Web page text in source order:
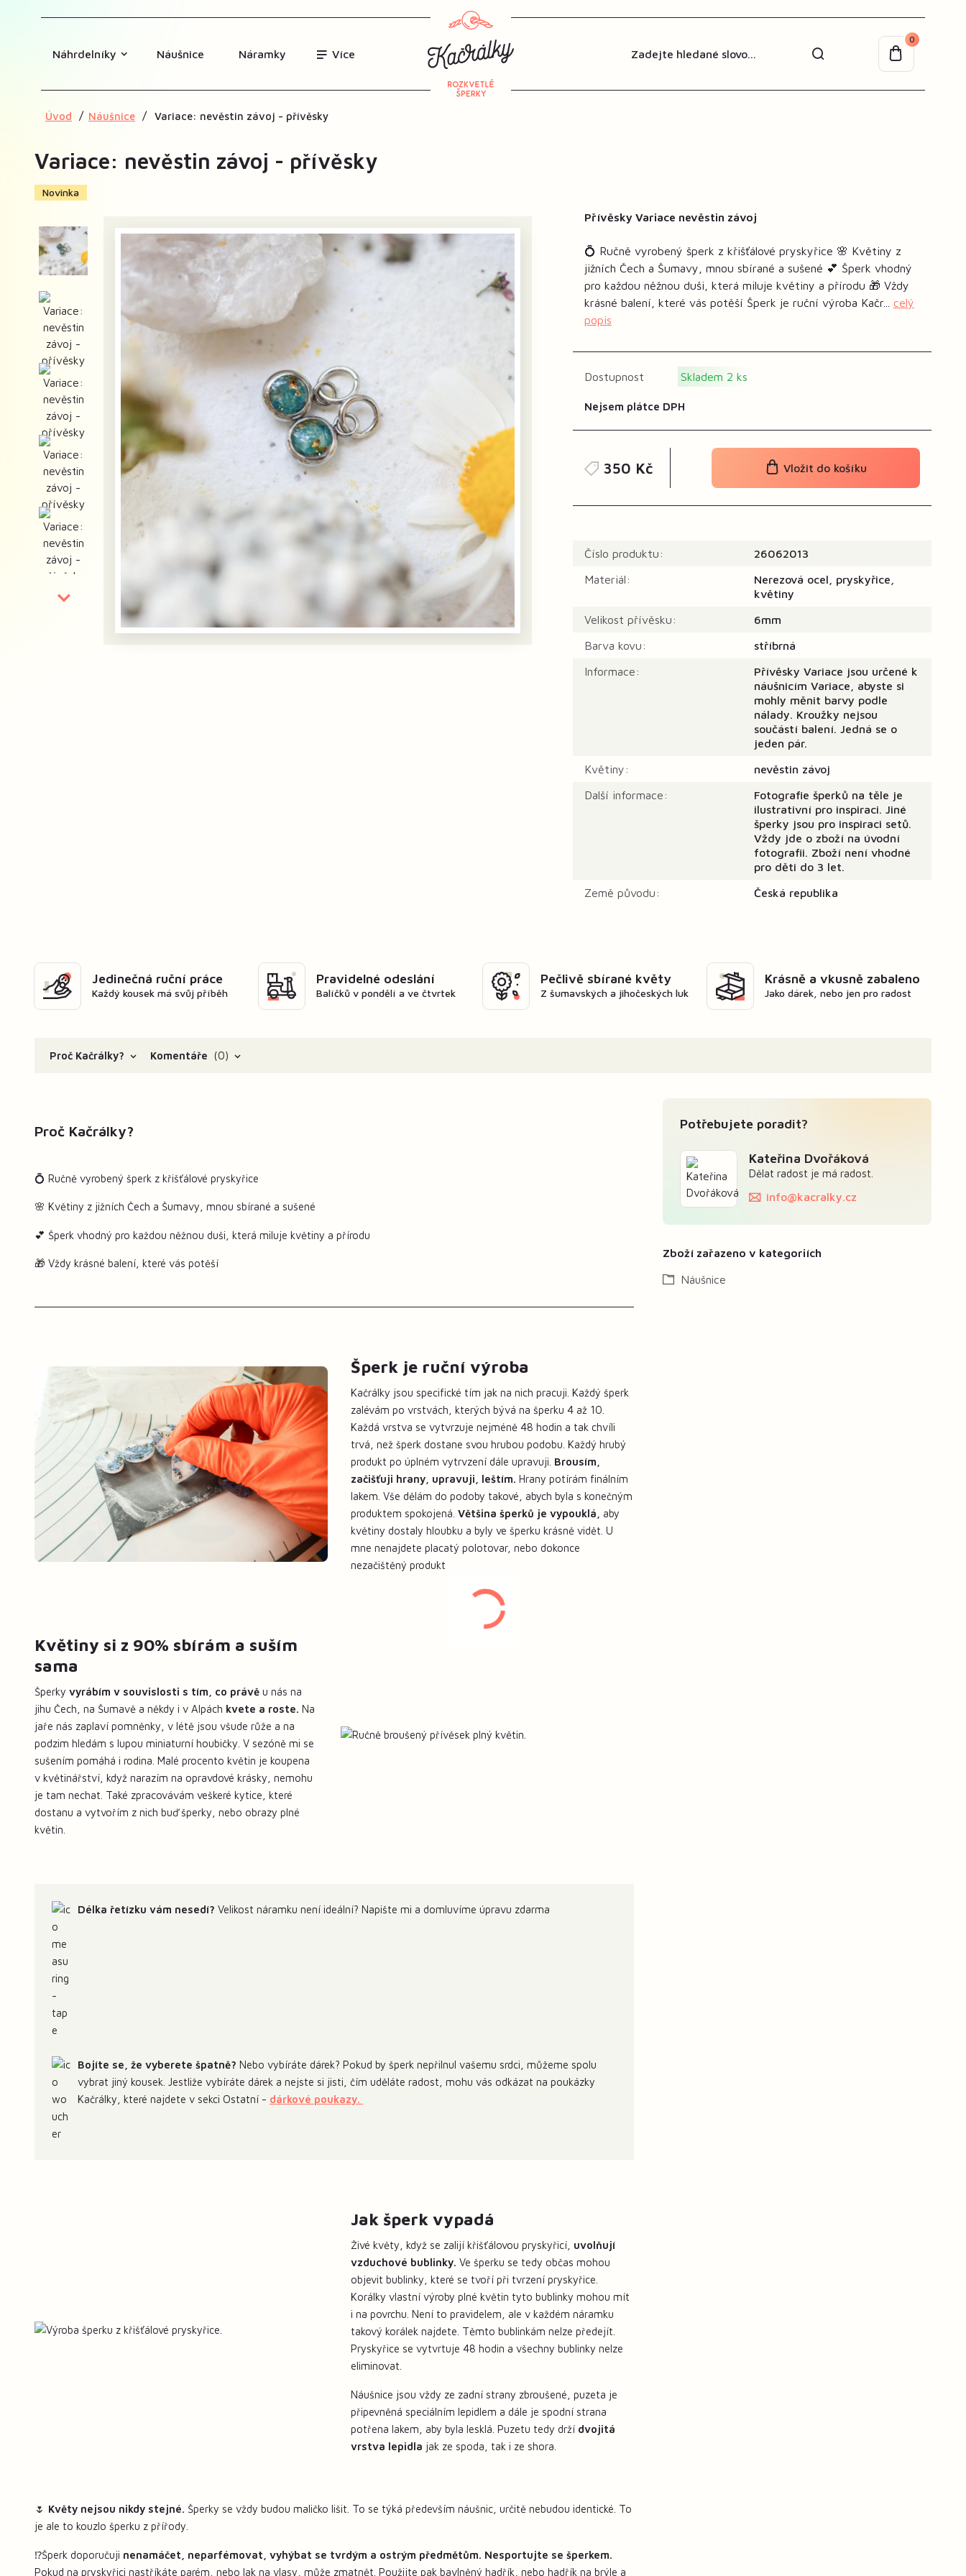
Náhrdelníky Náušnice Náramky Více
0
Úvod Náušnice Variace: nevěstin závoj - přívěsky
Variace: nevěstin závoj - přívěsky
Novinka
Přívěsky Variace nevěstin závoj
💍 Ručně vyrobený šperk z křišťálové pryskyřice 🌸 Květiny z
jižních Čech a Šumavy, mnou sbírané a sušené 💕 Šperk vhodný
pro každou něžnou duši, která miluje květiny a přírodu 🎁 Vždy
krásné balení, které vás potěší Šperk je ruční výroba Kačr... celý
popis
Dostupnost Skladem 2 ks
Nejsem plátce DPH
350 Kč Vložit do košíku
Číslo produktu:
26062013
Materiál:
Nerezová ocel, pryskyřice,
květiny
Velikost přívěsku:
6mm
Barva kovu:
stříbrná
Informace:
Přívěsky Variace jsou určené k
náušnicím Variace, abyste si
mohly měnit barvy podle
nálady. Kroužky nejsou
součástí balení. Jedná se o
jeden pár.
Květiny:
nevěstin závoj
Další informace:
Fotografie šperků na těle je
ilustrativní pro inspiraci. Jiné
šperky jsou pro inspiraci setů.
Vždy jde o zboží na úvodní
fotografii. Zboží není vhodné
pro děti do 3 let.
Země původu:
Česká republika
Jedinečná ruční práce
Každý kousek má svůj příběh
Pravidelné odeslání
Balíčků v pondělí a ve čtvrtek
Pečlivě sbírané květy
Z šumavských a jihočeských luk
Krásně a vkusně zabaleno
Jako dárek, nebo jen pro radost
Proč Kačrálky? Komentáře 0
Proč Kačrálky?
💍 Ručně vyrobený šperk z křišťálové pryskyřice
🌸 Květiny z jižních Čech a Šumavy, mnou sbírané a sušené
💕 Šperk vhodný pro každou něžnou duši, která miluje květiny a přírodu
🎁 Vždy krásné balení, které vás potěší
Šperk je ruční výroba
Kačrálky jsou specifické tím jak na nich pracuji. Každý šperk
zalévám po vrstvách, kterých bývá na šperku 4 až 10.
Každá vrstva se vytvrzuje nejméně 48 hodin a tak chvíli
trvá, než šperk dostane svou hrubou podobu. Každý hrubý
produkt po úplném vytrvzení dále upravuji. Brousím,
začišťuji hrany, upravuji, leštím. Hrany potírám finálním
lakem. Vše dělám do podoby takové, abych byla s konečným
produktem spokojená. Většina šperků je vypouklá,
aby
květiny dostaly hloubku a byly ve šperku krásně vidět. U
mne nenajdete placatý polotovar, nebo dokonce
nezačištěný produkt
Květiny si z 90% sbírám a suším
sama
Šperky vyrábím v souvislosti s tím, co právě u nás na
jihu Čech, na Šumavě a někdy i v Alpách kvete a roste. Na
jaře nás zaplaví pomněnky, v létě jsou všude růže a na
podzim hledám s lupou miniaturní houbičky. V sezóně mi se
sušením pomáhá i rodina. Malé procento květin je koupena
v květinářství, když narazím na opravdové krásky, nemohu
je tam nechat. Také zpracovávám veškeré kytice, které
dostanu a vytvořím z nich buď šperky, nebo obrazy plné
květin.
Délka řetízku vám nesedí? Velikost náramku není ideální? Napište mi a domluvíme úpravu zdarma
Bojíte se, že vyberete špatně? Nebo vybíráte dárek? Pokud by šperk nepřilnul vašemu srdci, můžeme spolu
vybrat jiný kousek. Jestliže vybíráte dárek a nejste si jisti, čím uděláte radost, mohu vás odkázat na poukázky
Kačrálky, které najdete v sekci Ostatní - dárkové poukazy.
Jak šperk vypadá
Živé květy, když se zalijí křišťálovou pryskyřicí, uvolňují
vzduchové bublinky. Ve šperku se tedy občas mohou
objevit bublinky, které se tvoří při tvrzení pryskyřice.
Korálky vlastní výroby plné květin tyto bublinky mohou mít
i na povrchu. Není to pravidelem, ale v každém náramku
takový korálek najdete. Těmto bublinkám nelze předejít.
Pryskyřice se vytvrtuje 48 hodin a všechny bublinky nelze
eliminovat.
Náušnice jsou vždy ze zadní strany zbroušené, puzeta je
připevněná speciálním lepidlem a dále je spodní strana
potřena lakem, aby byla lesklá. Puzetu tedy drží dvojitá
vrstva lepidla jak ze spoda, tak i ze shora.
🌷 Květy nejsou nikdy stejné. Šperky se vždy budou maličko lišit. To se týká především náušnic, určitě nebudou identické. To
je ale to kouzlo šperku z přířody.
⁉️Šperk doporučuji nenamáčet, neparfémovat, vyhýbat se tvrdým a ostrým předmětům. Nesportujte se šperkem.
Pokud na pryskyřici nastříkáte parém, nebo lak na vlasy, může zmatnět. Použijte pak bavlněný hadřík, nebo hadřík na brýle a
Potřebujete poradit?
Kateřina Dvořáková
Dělat radost je má radost.
info@kacralky.cz
Zboží zařazeno v kategoriích
Náušnice